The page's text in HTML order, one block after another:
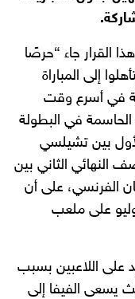
القرار جاء “حرصًا
إلى المباراة
في أسرع وقت
في البطولة
بين تشيلسي
النهائي الثاني بين
الفرنسي، على أن
البطولة بمباراة النهائي يوم 13 يوليو على ملعب
اللاعبين بسبب
يسعى الفيفا إلى